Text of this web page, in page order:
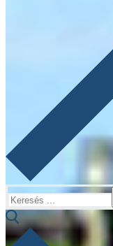
Keresése: